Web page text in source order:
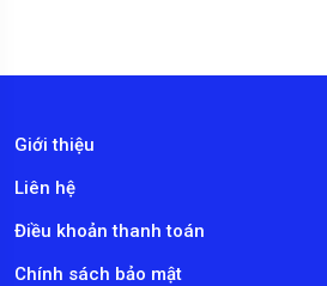
Giới thiệu
Liên hệ
Điều khoản thanh toán
Chính sách bảo mật